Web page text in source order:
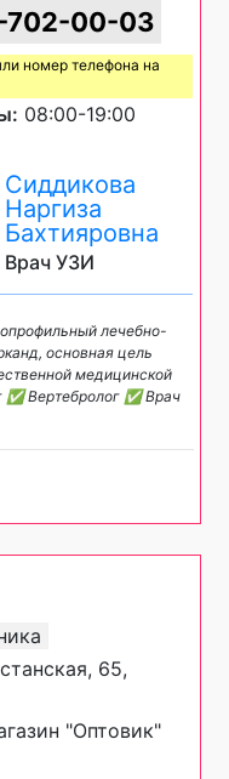
702-00-03
номер телефона на
08:00-19:00
Сиддикова
Наргиза
Бахтияровна
Врач УЗИ
лечебно-
основная цель
медицинской
Вертебролог ✅ Врач
65,
"Оптовик"